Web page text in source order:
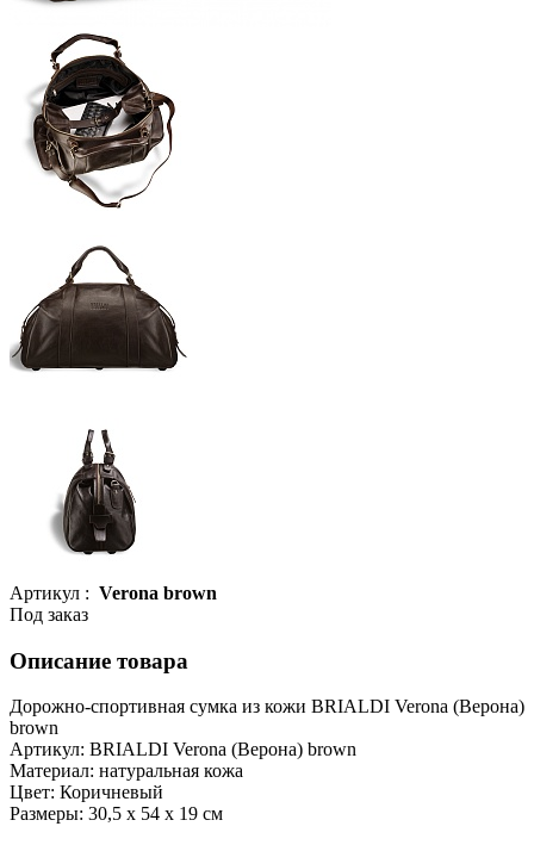
Артикул : Verona brown
Под заказ
Описание товара
Дорожно-спортивная сумка из кожи BRIALDI Verona (Верона)
brown
Артикул: BRIALDI Verona (Верона) brown
Материал: натуральная кожа
Цвет: Коричневый
Размеры: 30,5 х 54 х 19 см